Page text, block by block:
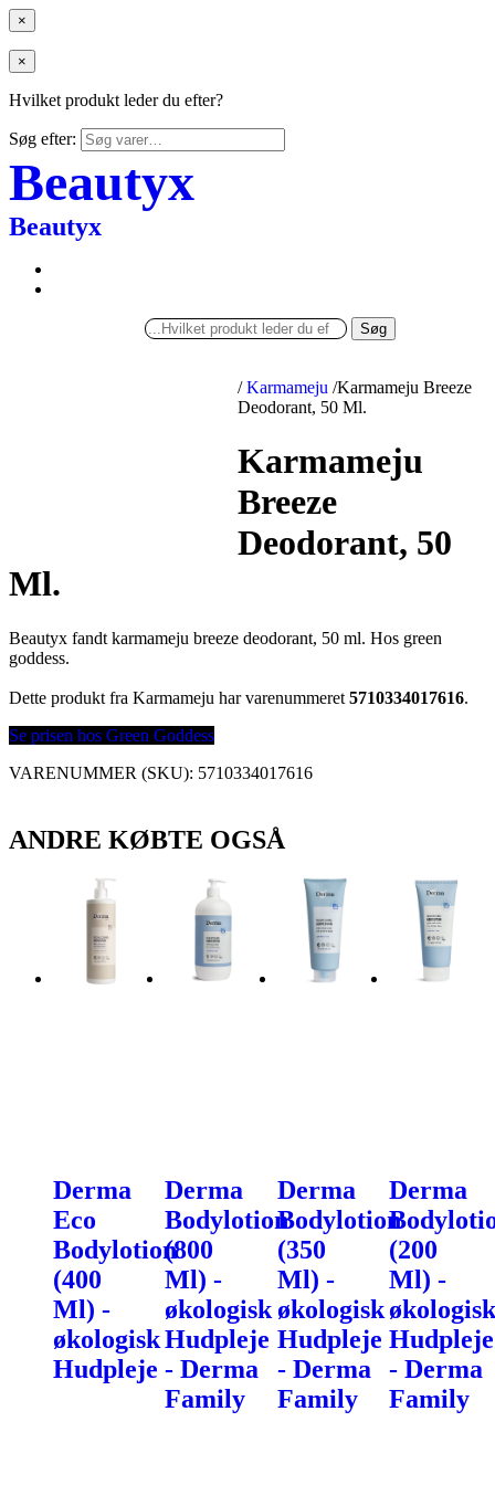
×
×
Hvilket produkt leder du efter?
Søg efter:
Beautyx
Beautyx
Søg
/ Karmameju /Karmameju Breeze
Deodorant, 50 Ml.
Karmameju
Breeze
Deodorant, 50
Ml.
Beautyx fandt karmameju breeze deodorant, 50 ml. Hos green
goddess.
Dette produkt fra Karmameju har varenummeret 5710334017616.
Se prisen hos Green Goddess
VARENUMMER (SKU): 5710334017616
ANDRE KØBTE OGSÅ
Derma
Eco
Bodylotion
(400
Ml) -
økologisk
Hudpleje
Derma
Bodylotion
(800
Ml) -
økologisk
Hudpleje
- Derma
Family
Derma
Bodylotion
(350
Ml) -
økologisk
Hudpleje
- Derma
Family
Derma
(200
Ml) -
økologisk
Hudpleje
- Derma
Family